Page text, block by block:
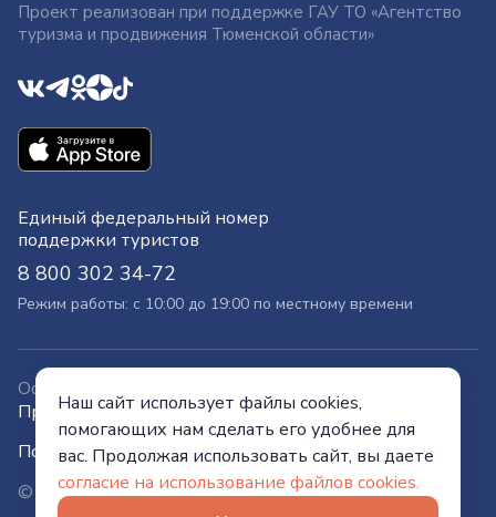
Проект реализован при поддержке ГАУ ТО «Агентство
туризма и продвижения Тюменской области»
Единый федеральный номер
поддержки туристов
8 800 302 34-72
Режим работы: с 10:00 до 19:00 по местному времени
Официальный сайт
Правительства Тюменской области
Политика конфиденциальности
© Visit Tyumen, 2026
Наш сайт использует файлы cookies,
помогающих нам сделать его удобнее для
вас. Продолжая использовать сайт, вы даете
согласие на использование файлов cookies.